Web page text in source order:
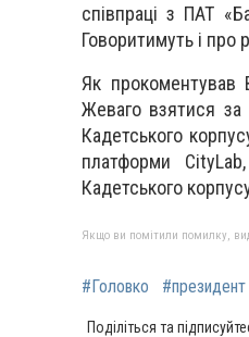
співпраці з ПАТ
Говоритимуть і про
Як прокоментував
Жеваго взятися за
Кадетського
платформи
Кадетського
Якщо ви помітили помилку,
#Головко #президент
Поділіться та